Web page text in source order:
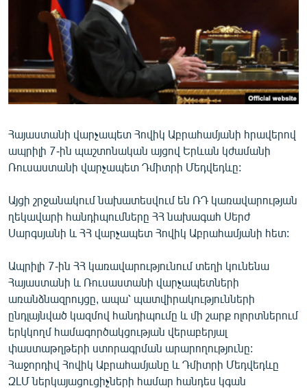
ՄԻՋԱԶԳԱՅԻՆ
ՄՇԱԿՈՒՅԹ
ՍՊՈՐՏ
ՄԵԿՆԱԲԱՆՈՒԹՅՈՒՆ
ԿՈՐՈՆԱՎԻՐՈՒՍ
ԱՐԽԻՎ
ԲԱՆԱՎԵՃ
ՁԳՏԵԼՈՎ ԼԱՎԱԳՈՒՅՆԻՆ
Հայերեն
English
Русский
ՀԵՏԵՎԵՔ ՄԵԶ
Հայաստանի վարչապետ Հովիկ Աբրահամյանի հրավերով
ապրիլի 7-ին պաշտոնական այցով Երևան կժամանի
Ռուսաստանի վարչապետ Դմիտրի Մեդվեդևը:
Այցի շրջանակում նախատեսվում են ՌԴ կառավարության
ղեկավարի հանդիպումները ՀՀ նախագահ Սերժ
Սարգսյանի և ՀՀ վարչապետ Հովիկ Աբրահամյանի հետ:
Ապրիլի 7-ին ՀՀ կառավարությունում տեղի կունենա
Հայաստանի և Ռուսաստանի վարչապետների
առանձնազրույցը, ապա՝ պատվիրակությունների
ընդլայնված կազմով հանդիպումը և մի շարք ոլորտներում
երկկողմ համագործակցության վերաբերյալ
փաստաթղթերի ստորագրման արարողությունը:
Հաջորդիվ Հովիկ Աբրահամյանը և Դմիտրի Մեդվեդևը
ԶԼՄ ներկայացուցիչների համար հանդես կգան